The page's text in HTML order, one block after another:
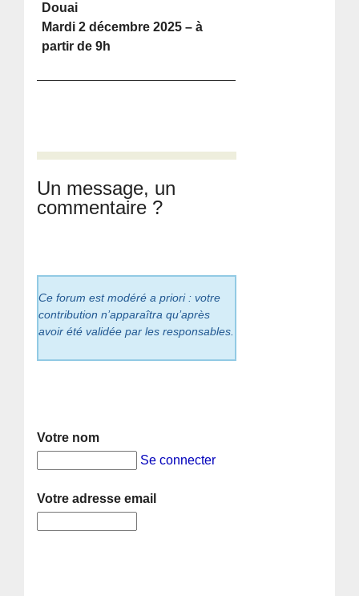
Douai
Mardi 2 décembre 2025 – à
partir de 9h
Un message, un
commentaire ?
Ce forum est modéré a priori : votre
contribution n’apparaîtra qu’après
avoir été validée par les responsables.
Votre nom
Se connecter
Votre adresse email